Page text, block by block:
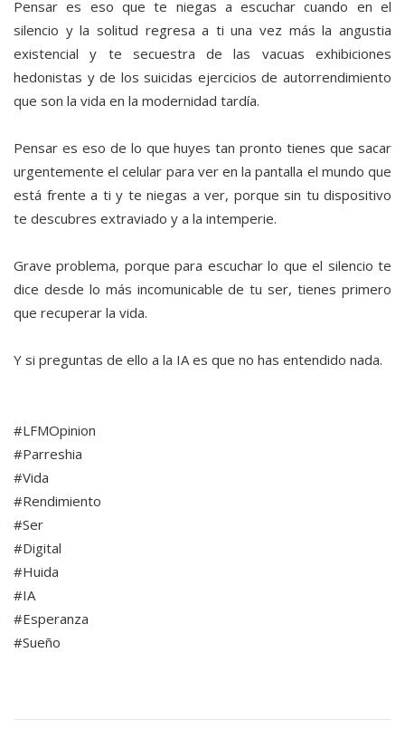
Pensar es eso que te niegas a escuchar cuando en el
silencio y la solitud regresa a ti una vez más la angustia
existencial y te secuestra de las vacuas exhibiciones
hedonistas y de los suicidas ejercicios de autorrendimiento
que son la vida en la modernidad tardía.
Pensar es eso de lo que huyes tan pronto tienes que sacar
urgentemente el celular para ver en la pantalla el mundo que
está frente a ti y te niegas a ver, porque sin tu dispositivo
te descubres extraviado y a la intemperie.
Grave problema, porque para escuchar lo que el silencio te
dice desde lo más incomunicable de tu ser, tienes primero
que recuperar la vida.
Y si preguntas de ello a la IA es que no has entendido nada.
#LFMOpinion
#Parreshia
#Vida
#Rendimiento
#Ser
#Digital
#Huida
#IA
#Esperanza
#Sueño